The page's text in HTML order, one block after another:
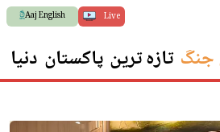
Live
Aaj English
جنگ تازہ ترین پاکستان دنیا